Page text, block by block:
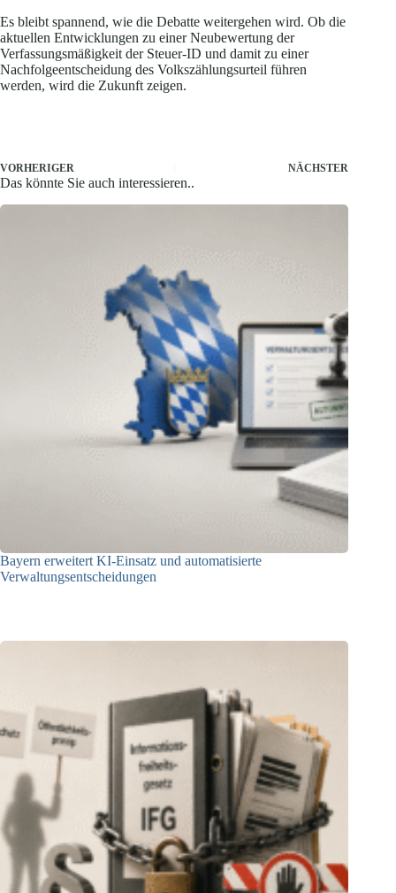
Es bleibt spannend, wie die Debatte weitergehen wird. Ob die
aktuellen Entwicklungen zu einer Neubewertung der
Verfassungsmäßigkeit der Steuer-ID und damit zu einer
Nachfolgeentscheidung des Volkszählungsurteil führen
werden, wird die Zukunft zeigen.
VORHERIGER NÄCHSTER
Das könnte Sie auch interessieren..
Bayern erweitert KI-Einsatz und automatisierte
Verwaltungsentscheidungen